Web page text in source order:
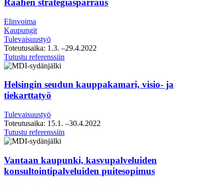
Raahen strategiasparraus
Elinvoima
Kaupungit
Tulevaisuustyö
Toteutusaika: 1.3. –29.4.2022
Tutustu referenssiin
Helsingin seudun kauppakamari, visio- ja
tiekarttatyö
Tulevaisuustyö
Toteutusaika: 15.1. –30.4.2022
Tutustu referenssiin
visio-
ja
tiekarttatyö
Vantaan kaupunki, kasvupalveluiden
konsultointipalveluiden puitesopimus